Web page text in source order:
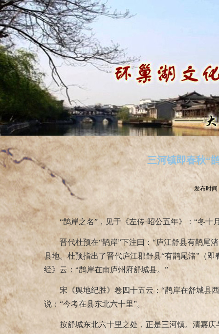
三河镇即春秋“
发布时
“鹊岸之名”，见于《左传·昭公五年》：“冬
晋代杜预在“鹊岸”下注曰：“庐江舒县有鹊尾
县地。杜预指出了晋代庐江郡舒县“有鹊尾渚”（
经》云：“鹊岸在南庐州府舒城县。”
宋《舆地纪胜》卷四十五云：“鹊岸在舒城县
说：“今考在县东北六十里”。
按舒城东北六十里之处，正是三河镇。清嘉